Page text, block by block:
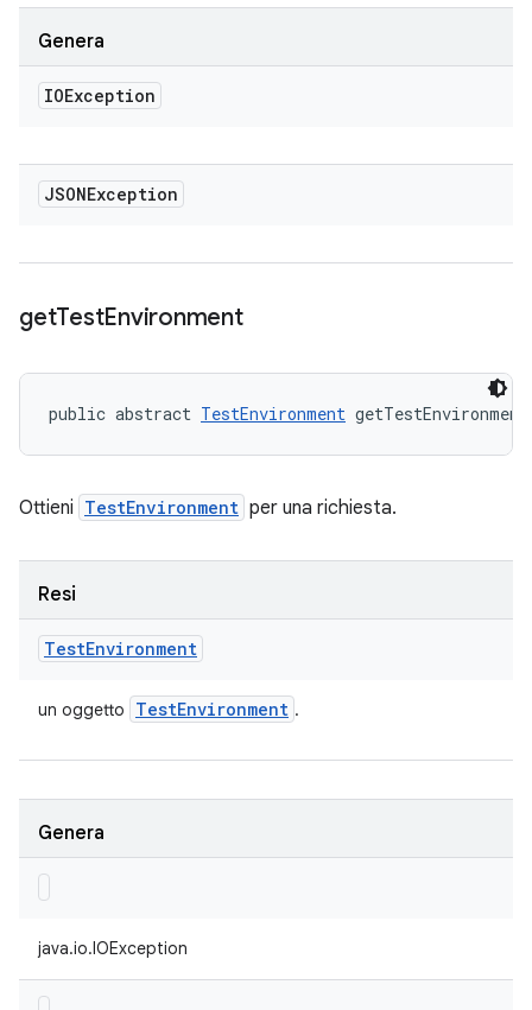
Genera
IOException
JSONException
getTestEnvironment
public abstract TestEnvironment
Ottieni TestEnvironment per una richiesta.
Resi
TestEnvironment
un oggetto TestEnvironment .
Genera
java.io.IOException